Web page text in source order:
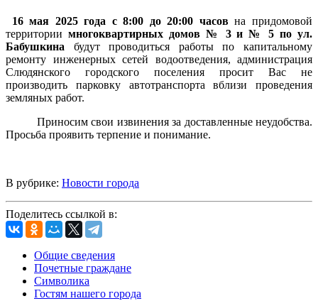
16 мая 2025 года с 8:00 до 20:00 часовна придомовой
территории многоквартирных домов № 3 и № 5 по ул.
Бабушкина будут проводиться работы по капитальному
ремонту инженерных сетей водоотведения, администрация
Слюдянского городского поселения просит Вас не
производить парковку автотранспорта вблизи проведения
земляных работ.
Приносим свои извинения за доставленные неудобства.
Просьба проявить терпение и понимание.
В рубрике: Новости города
Поделитесь ссылкой в:
Общие сведения
Почетные граждане
Символика
Гостям нашего города